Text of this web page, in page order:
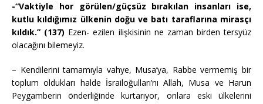
-“Vaktiyle hor görülen/güçsüz bırakılan insanları ise,
kutlu kıldığımız ülkenin doğu ve batı taraflarına mirasçı
kıldık.” (137) Ezen- ezilen ilişkisinin ne zaman birden tersyüz
olacağını bilemeyiz.
– Kendilerini tamamıyla vahye, Musa’ya, Rabbe vermemiş bir
toplum oldukları halde İsrailoğulları’nı Allah, Musa ve Harun
Peygamberin önderliğinde kurtarıyor, onlara eski ülkelerini